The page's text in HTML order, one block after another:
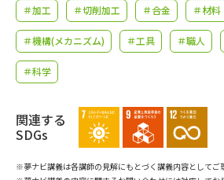
学問のミニ講義「夢ナビ講義」 学問分
学問の教科書
ユーザーサポート
Ｑ＆Ａ よくあるご質問 大学進学
＃加工 ＃切削加工 ＃合金 ＃材料
＃機構(メカニズム) ＃工具 ＃職人
＃科学
関連する
SDGs
※夢ナビ講義は各講師の見解にもとづく講義内容としてご